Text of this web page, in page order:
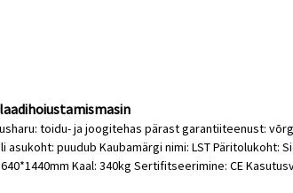
toidu- ja joogitehas pärast garantiiteenust:
puudub Kaubamärgi nimi: LST Päritolukoht:
Kaal: 340kg Sertifitseerimine: CE